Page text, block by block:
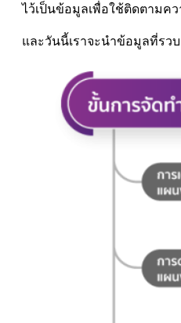
ไว้เป็นข้อมูลเพื่อใช้ติดตามค
และวันนี้เราจะนำข้อมูลที่รว